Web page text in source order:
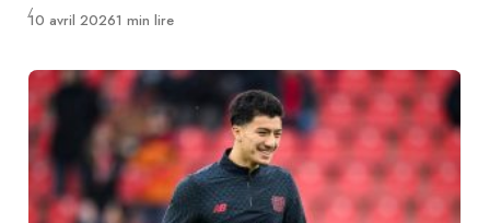
Publié
10 avril 20261 min lire